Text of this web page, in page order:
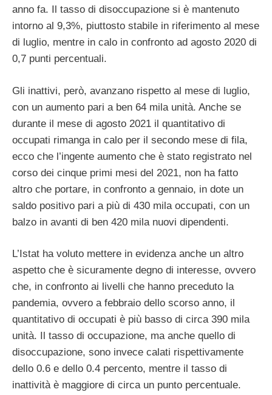
anno fa. Il tasso di disoccupazione si è mantenuto
intorno al 9,3%, piuttosto stabile in riferimento al mese
di luglio, mentre in calo in confronto ad agosto 2020 di
0,7 punti percentuali.
Gli inattivi, però, avanzano rispetto al mese di luglio,
con un aumento pari a ben 64 mila unità. Anche se
durante il mese di agosto 2021 il quantitativo di
occupati rimanga in calo per il secondo mese di fila,
ecco che l’ingente aumento che è stato registrato nel
corso dei cinque primi mesi del 2021, non ha fatto
altro che portare, in confronto a gennaio, in dote un
saldo positivo pari a più di 430 mila occupati, con un
balzo in avanti di ben 420 mila nuovi dipendenti.
L’Istat ha voluto mettere in evidenza anche un altro
aspetto che è sicuramente degno di interesse, ovvero
che, in confronto ai livelli che hanno preceduto la
pandemia, ovvero a febbraio dello scorso anno, il
quantitativo di occupati è più basso di circa 390 mila
unità. Il tasso di occupazione, ma anche quello di
disoccupazione, sono invece calati rispettivamente
dello 0.6 e dello 0.4 percento, mentre il tasso di
inattività è maggiore di circa un punto percentuale.